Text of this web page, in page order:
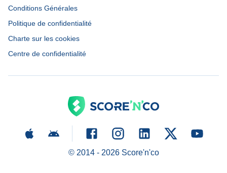
Conditions Générales
Politique de confidentialité
Charte sur les cookies
Centre de confidentialité
© 2014 - 2026Score'n'co